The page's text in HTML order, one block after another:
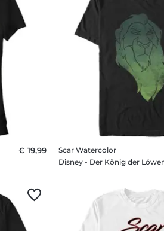
€ 19,99
Scar Watercolor